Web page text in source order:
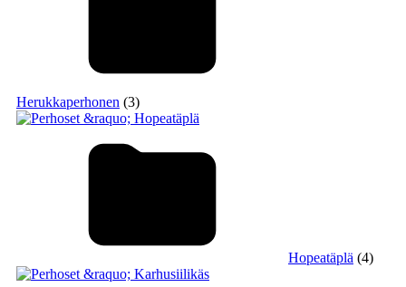
Herukkaperhonen (3)
Hopeatäplä (4)